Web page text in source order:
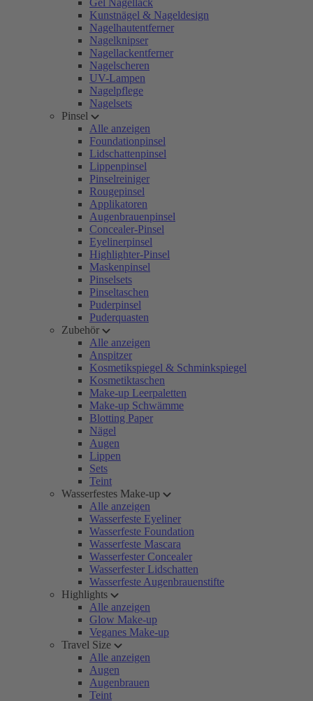
Gel Nagellack
Kunstnägel & Nageldesign
Nagelhautentferner
Nagelknipser
Nagellackentferner
Nagelscheren
UV-Lampen
Nagelpflege
Nagelsets
Pinsel
Alle anzeigen
Foundationpinsel
Lidschattenpinsel
Lippenpinsel
Pinselreiniger
Rougepinsel
Applikatoren
Augenbrauenpinsel
Concealer-Pinsel
Eyelinerpinsel
Highlighter-Pinsel
Maskenpinsel
Pinselsets
Pinseltaschen
Puderpinsel
Puderquasten
Zubehör
Alle anzeigen
Anspitzer
Kosmetikspiegel & Schminkspiegel
Kosmetiktaschen
Make-up Leerpaletten
Make-up Schwämme
Blotting Paper
Nägel
Augen
Lippen
Sets
Teint
Wasserfestes Make-up
Alle anzeigen
Wasserfeste Eyeliner
Wasserfeste Foundation
Wasserfeste Mascara
Wasserfester Concealer
Wasserfester Lidschatten
Wasserfeste Augenbrauenstifte
Highlights
Alle anzeigen
Glow Make-up
Veganes Make-up
Travel Size
Alle anzeigen
Augen
Augenbrauen
Teint